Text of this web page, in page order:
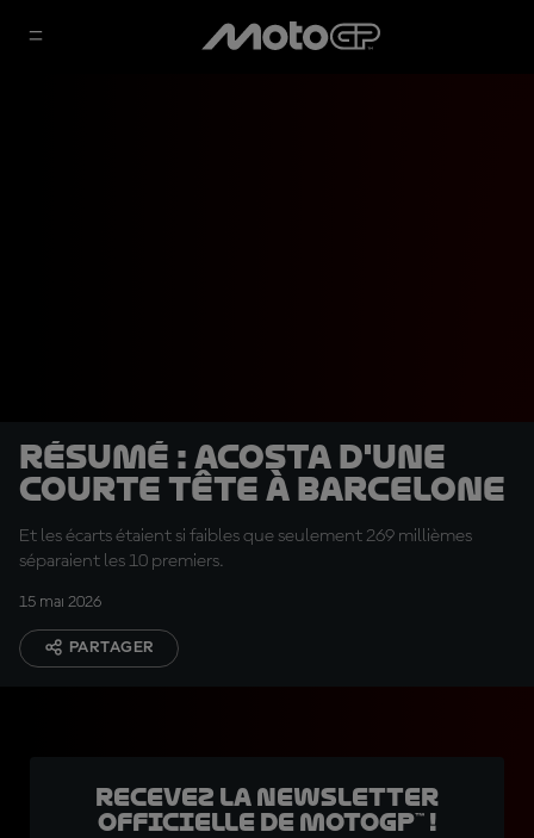
Résumé : Acosta d'une
courte tête à Barcelone
Et les écarts étaient si faibles que seulement 269 millièmes
séparaient les 10 premiers.
15 mai 2026
PARTAGER
Recevez la Newsletter
officielle de MotoGP™ !